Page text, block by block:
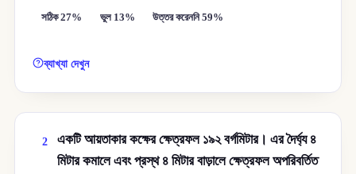
সঠিক 27% ভুল 13% উত্তর করেননি 59%
ব্যাখ্যা দেখুন
2
একটি আয়তাকার কক্ষের ক্ষেত্রফল ১৯২ বর্গমিটার। এর দৈর্ঘ্য ৪
মিটার কমালে এবং প্রস্থ ৪ মিটার বাড়ালে ক্ষেত্রফল অপরিবর্তিত